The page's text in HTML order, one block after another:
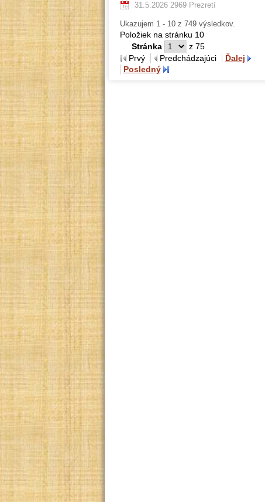
31.5.2026 2969 Prezretí
Ukazujem 1 - 10 z 749 výsledkov.
Položiek na stránku 10
Stránka
z 75
Prvý
Predchádzajúci
Ďalej
Posledný